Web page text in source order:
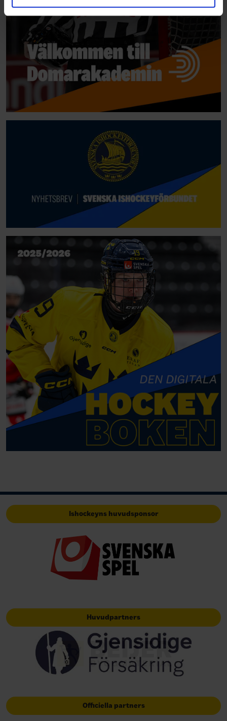
Ishockeyns huvudsponsor
Huvudpartners
Officiella partners